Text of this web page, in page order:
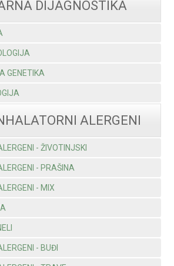
DIJAGNOSTIKA
GENETIKA
ALERGENI
- ŽIVOTINJSKI
- PRAŠINA
- MIX
- BUĐI